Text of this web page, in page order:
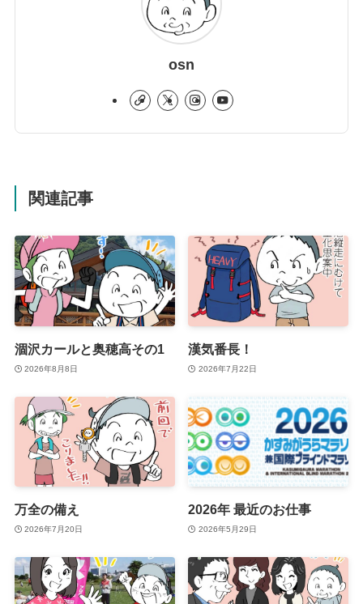
osn
関連記事
涸沢カールと奥穂高その1
2026年8月8日
漢気番長！
2026年7月22日
万全の備え
2026年7月20日
2026年 最近のお仕事
2026年5月29日